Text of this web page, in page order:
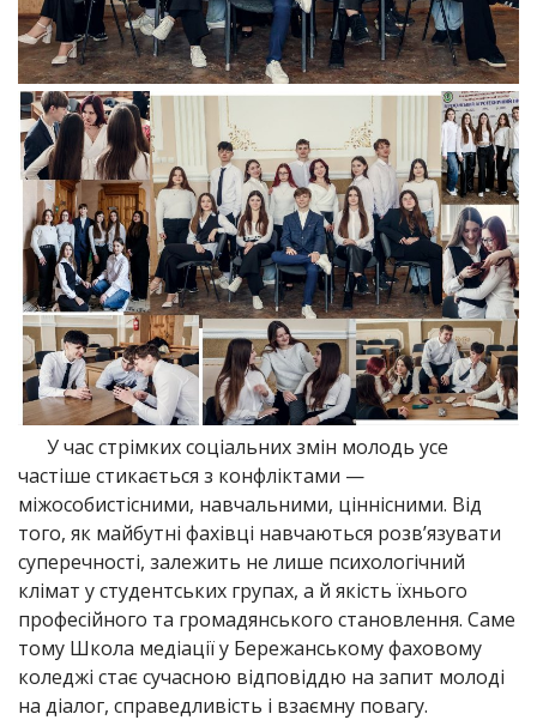
У час стрімких соціальних змін молодь усе
частіше стикається з конфліктами —
міжособистісними, навчальними, ціннісними. Від
того, як майбутні фахівці навчаються розв’язувати
суперечності, залежить не лише психологічний
клімат у студентських групах, а й якість їхнього
професійного та громадянського становлення. Саме
тому Школа медіації у Бережанському фаховому
коледжі стає сучасною відповіддю на запит молоді
на діалог, справедливість і взаємну повагу.